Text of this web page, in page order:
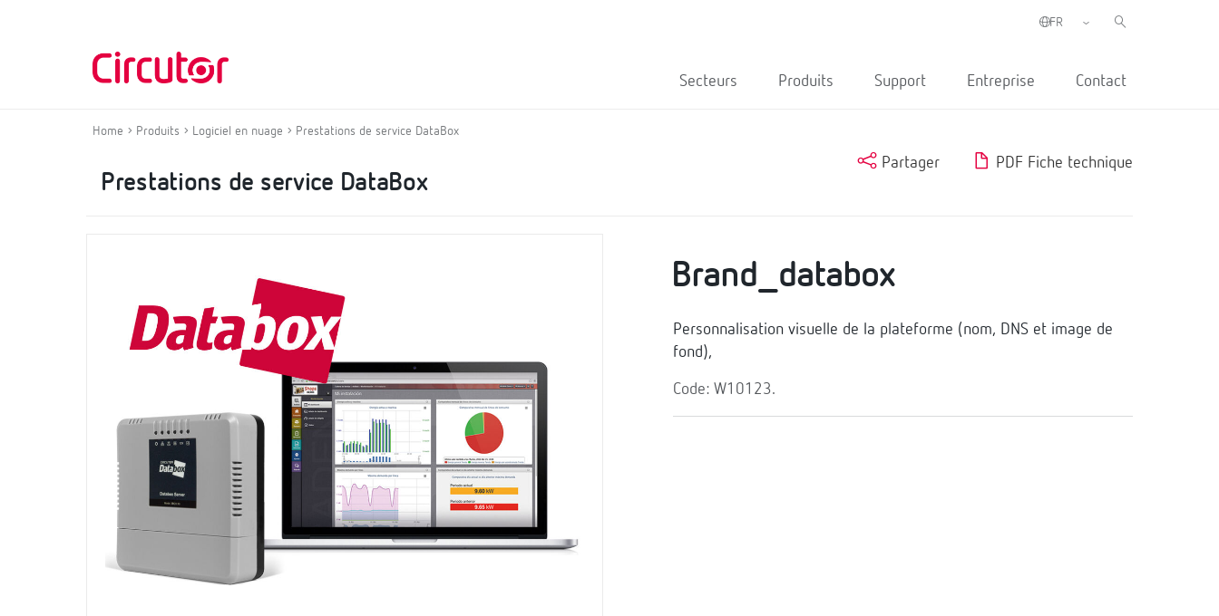
Secteurs Produits Support Entreprise Contact
Home Produits Logiciel en nuage Prestations de service DataBox
Prestations de service DataBox
Partager PDF Fiche technique
Brand_databox
Personnalisation visuelle de la plateforme (nom, DNS et image de
fond),
Code: W10123.